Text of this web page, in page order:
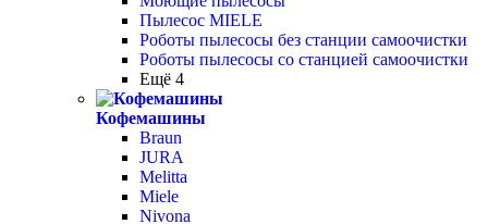
Пылесос MIELE
Роботы пылесосы без станции самоочистки
Роботы пылесосы со станцией самоочистки
Ещё 4
Кофемашины
Braun
JURA
Melitta
Miele
Nivona